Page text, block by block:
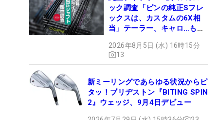
ック調査「ピンの純正Sフレ
ックスは、カスタムの6X相
当」テーラー、キャロ…もチ
2026年8月5日 (水) 16時15分
13
新ミーリングであらゆる状況からピ
タッ！ブリヂストン『BITING SPIN
2』ウェッジ、9月4日デビュー